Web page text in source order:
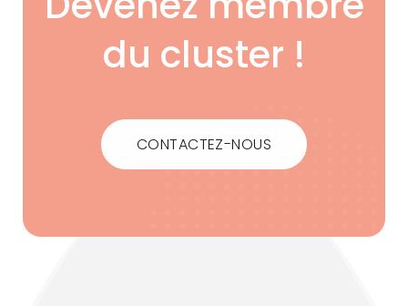
du cluster !
CONTACTEZ-NOUS